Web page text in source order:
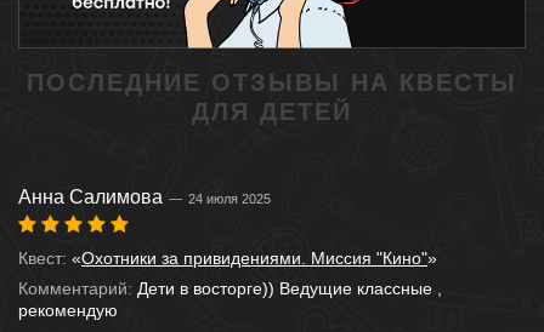
ПОСЛЕДНИЕ ОТЗЫВЫ НА КВЕСТЫ
ДЛЯ ДЕТЕЙ
Анна Салимова 24 июля 2025
Квест: «Охотники за привидениями. Миссия "Кино"»
Комментарий: Дети в восторге)) Ведущие классные ,
рекомендую